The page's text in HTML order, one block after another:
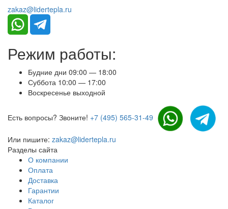
zakaz@lidertepla.ru
Режим работы:
Будние дни 09:00 — 18:00
Суббота 10:00 — 17:00
Воскресенье выходной
Есть вопросы? Звоните! +7 (495) 565-31-49
Или пишите: zakaz@lidertepla.ru
Разделы сайта
О компании
Оплата
Доставка
Гарантии
Каталог